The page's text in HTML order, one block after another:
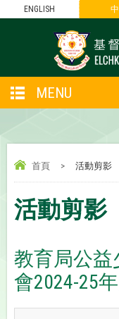
ENGLISH
MENU
首頁 > 活動剪影
活動剪影
教育局公益
會2024-25